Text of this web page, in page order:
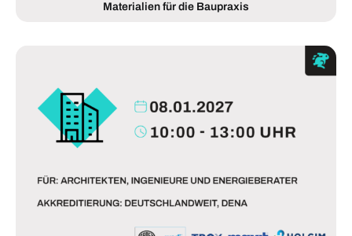
Materialien für die Baupraxis